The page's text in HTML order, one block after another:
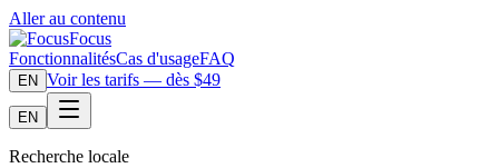
Aller au contenu
Focus
FonctionnalitésCas d'usageFAQ
EN Voir les tarifs — dès $49
EN
Recherche locale